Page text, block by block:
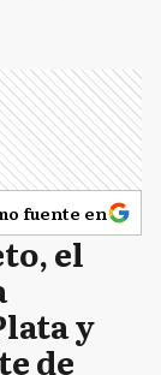
fuente en
el
y
de